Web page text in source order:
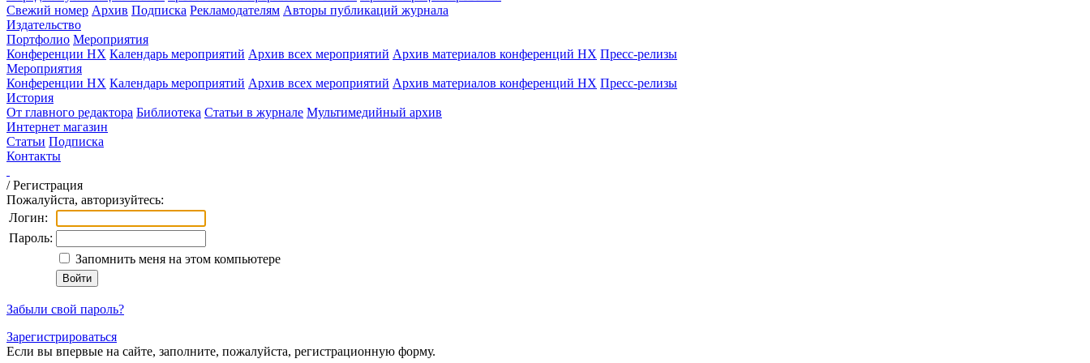
Свежий номер Архив Подписка Рекламодателям Авторы публикаций журнала
Издательство
Портфолио Мероприятия
Конференции НХ Календарь мероприятий Архив всех мероприятий Архив материалов конференций НХ Пресс-релизы
Мероприятия
Конференции НХ Календарь мероприятий Архив всех мероприятий Архив материалов конференций НХ Пресс-релизы
История
От главного редактора Библиотека Статьи в журнале Мультимедийный архив
Интернет магазин
Статьи Подписка
Контакты
/Регистрация
Пожалуйста, авторизуйтесь:
Логин:
Пароль:
Запомнить меня на этом компьютере
Забыли свой пароль?
Зарегистрироваться
Если вы впервые на сайте, заполните, пожалуйста, регистрационную форму.